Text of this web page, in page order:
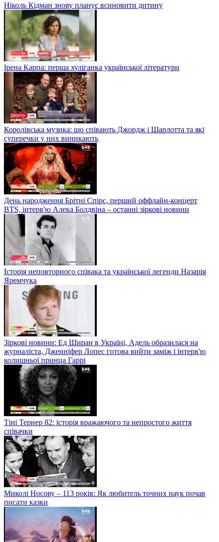
Ніколь Кідман знову планує всиновити дитину
Ірена Карпа: перша хуліганка української літератури
Королівська музика: що співають Джордж і Шарлотта та які
суперечки у них виникають
День народження Брітні Спірс, перший оффлайн-концерт
BTS, інтерв'ю Алека Болдвіна – останні зіркові новини
Історія неповторного співака та української легенди Назарія
Яремчука
Зіркові новини: Ед Ширан в Україні, Адель образилася на
журналіста, Дженніфер Лопес готова вийти заміж і інтерв'ю
колишньої принца Гаррі
Тіні Тернер 82: історія вражаючого та непростого життя
співачки
Миколі Носову – 113 років: Як любитель точних наук почав
писати казки